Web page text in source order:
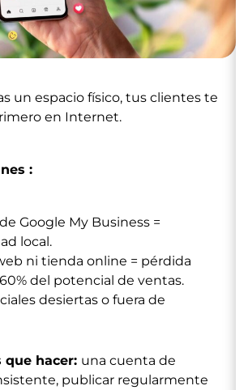
un espacio físico, tus clientes te
en Internet.
:
Google My Business =
local.
ni tienda online = pérdida
del potencial de ventas.
desiertas o fuera de
que hacer: una cuenta de
publicar regularmente